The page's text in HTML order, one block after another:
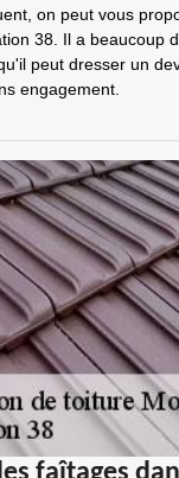
on peut vous
38. Il a beaucoup
peut dresser un
engagement.